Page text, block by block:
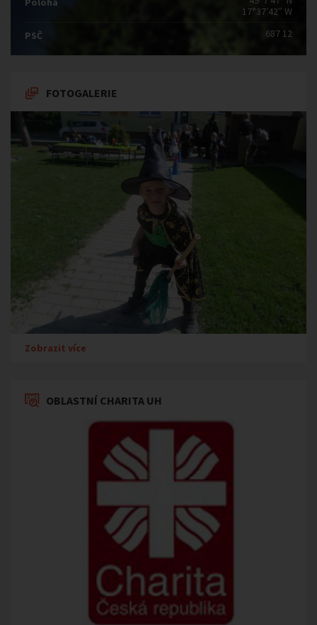
17°37′42″ W
PSČ
687 12
FOTOGALERIE
Zobrazit více
OBLASTNÍ CHARITA UH